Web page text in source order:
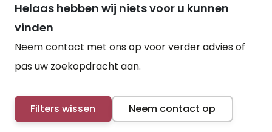
Helaas hebben wij niets voor u kunnen
vinden
Neem contact met ons op voor verder advies of
pas uw zoekopdracht aan.
Filters wissen Neem contact op